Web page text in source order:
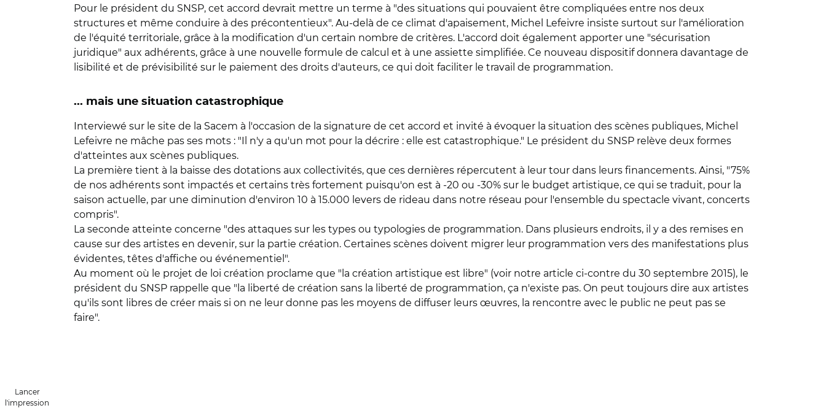
Lancer
l'impression
Pour le président du SNSP, cet accord devrait mettre un terme à "des situations qui pouvaient être compliquées entre nos deux
structures et même conduire à des précontentieux". Au-delà de ce climat d'apaisement, Michel Lefeivre insiste surtout sur l'amélioration
de l'équité territoriale, grâce à la modification d'un certain nombre de critères. L'accord doit également apporter une "sécurisation
juridique" aux adhérents, grâce à une nouvelle formule de calcul et à une assiette simplifiée. Ce nouveau dispositif donnera davantage de
lisibilité et de prévisibilité sur le paiement des droits d'auteurs, ce qui doit faciliter le travail de programmation.
... mais une situation catastrophique
Interviewé sur le site de la Sacem à l'occasion de la signature de cet accord et invité à évoquer la situation des scènes publiques, Michel
Lefeivre ne mâche pas ses mots : "Il n'y a qu'un mot pour la décrire : elle est catastrophique." Le président du SNSP relève deux formes
d'atteintes aux scènes publiques.
La première tient à la baisse des dotations aux collectivités, que ces dernières répercutent à leur tour dans leurs financements. Ainsi, "75%
de nos adhérents sont impactés et certains très fortement puisqu'on est à -20 ou -30% sur le budget artistique, ce qui se traduit, pour la
saison actuelle, par une diminution d'environ 10 à 15.000 levers de rideau dans notre réseau pour l'ensemble du spectacle vivant, concerts
compris".
La seconde atteinte concerne "des attaques sur les types ou typologies de programmation. Dans plusieurs endroits, il y a des remises en
cause sur des artistes en devenir, sur la partie création. Certaines scènes doivent migrer leur programmation vers des manifestations plus
évidentes, têtes d'affiche ou événementiel".
Au moment où le projet de loi création proclame que "la création artistique est libre" (voir notre article ci-contre du 30 septembre 2015), le
président du SNSP rappelle que "la liberté de création sans la liberté de programmation, ça n'existe pas. On peut toujours dire aux artistes
qu'ils sont libres de créer mais si on ne leur donne pas les moyens de diffuser leurs œuvres, la rencontre avec le public ne peut pas se
faire".